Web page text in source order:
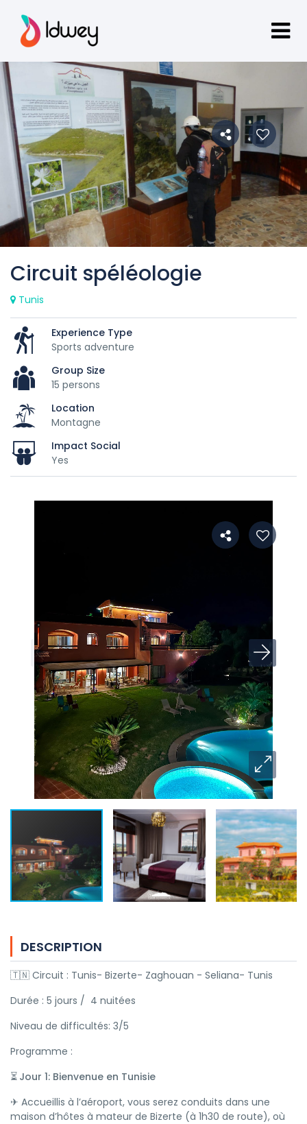
Circuit spéléologie
Tunis
Experience Type
Sports adventure
Group Size
15 persons
Location
Montagne
Impact Social
Yes
DESCRIPTION
🇹🇳 Circuit : Tunis- Bizerte- Zaghouan - Seliana- Tunis
Durée : 5 jours / 4 nuitées
Niveau de difficultés: 3/5
Programme :
⏳ Jour 1: Bienvenue en Tunisie
✈ Accueillis à l’aéroport, vous serez conduits dans une
maison d’hôtes à mateur de Bizerte (à 1h30 de route), où